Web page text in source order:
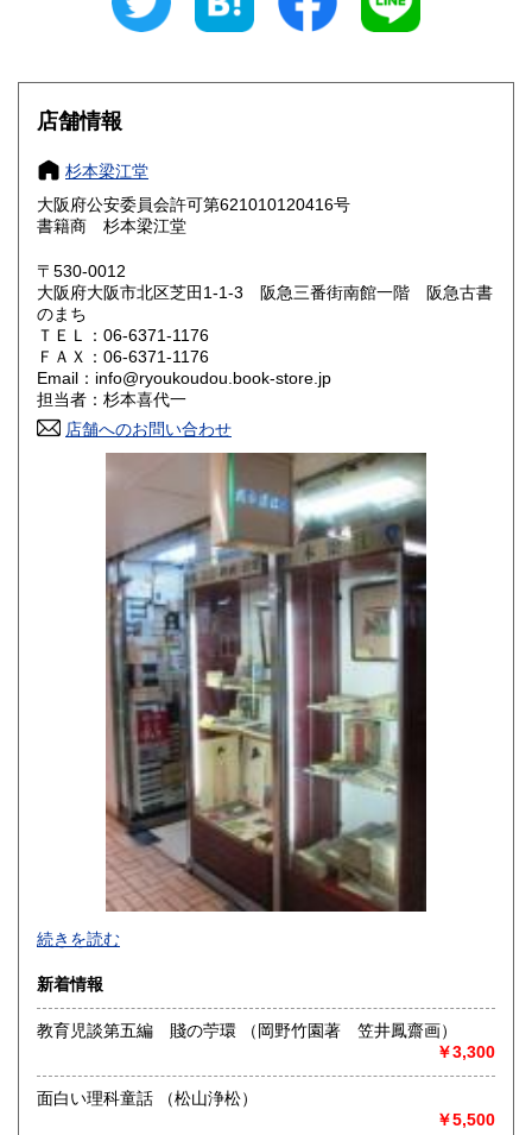
430円 三重県
大阪府
奈良県
鳥取県 430円 島根県
岡山県
山口県
香川県 430円
高知県 430円
430円 長崎県
430円 大分県
430円 鹿児島県
430円
店舗情報
杉本梁江堂
大阪府公安委員会許可第621010120416号
書籍商 杉本梁江堂
〒530-0012
大阪府大阪市北区芝田1-1-3 阪急三番街南館一階 阪急古書
のまち
ＴＥＬ：06-6371-1176
ＦＡＸ：06-6371-1176
Email：info@ryoukoudou.book-store.jp
担当者：杉本喜代一
店舗へのお問い合わせ
演劇・演芸・映画・音楽・民俗・風俗関係書を強力に蒐集し
ております。12月31日〜1月3日休業いたします。
沿線名：JR線、阪急線、阪神線、地下鉄御堂筋線・谷町線・
四つ橋線
最寄駅：JR大阪駅、阪急梅田、阪神梅田、地下鉄梅田・東梅
営業時間：11時〜20時
定休日：水曜日
続きを読む
新着情報
教育児談第五編 賤の苧環 （岡野竹園著 笠井鳳齋画）
￥3,300
面白い理科童話 （松山浄松）
￥5,500